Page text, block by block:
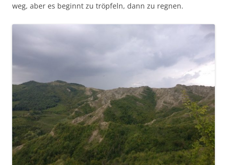
weg, aber es beginnt zu tröpfeln, dann zu regnen.